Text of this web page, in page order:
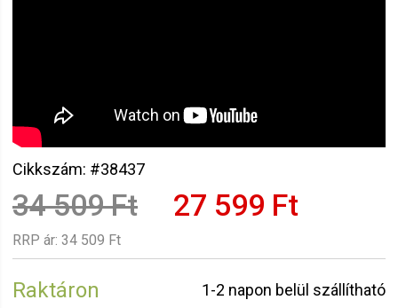
Cikkszám: #38437
34 509 Ft 27 599 Ft
RRP ár: 34 509 Ft
Raktáron 1-2 napon belül szállítható